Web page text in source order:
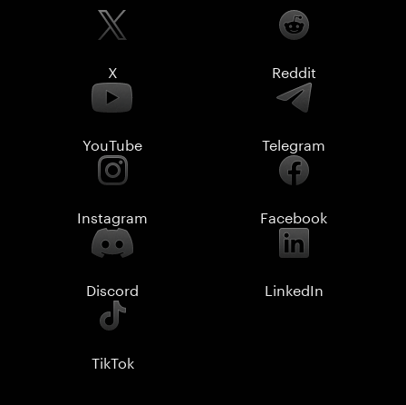
X Reddit
YouTube Telegram
Instagram Facebook
Discord LinkedIn
TikTok